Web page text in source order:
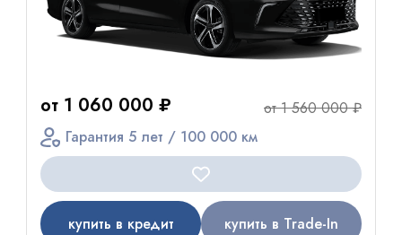
от 1 060 000 ₽
от 1 560 000 ₽
Гарантия 5 лет / 100 000 км
купить в кредит купить в Trade-In